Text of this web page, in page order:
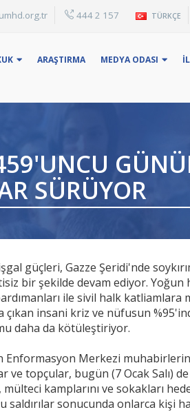
444 2 157 TÜRKÇE
ARAŞTIRMA MEDYA ODASI
SÜRÜYOR
güçleri, Gazze Şeridi'nde
bir şekilde devam ediyor. Yoğun
ile sivil halk katliamlara
çıkan insani kriz ve nüfusun
daha da kötüleştiriyor.
Enformasyon Merkezi
ve topçular, bugün (7 Ocak Salı)
mülteci kamplarını ve sokakları
saldırılar sonucunda onlarca kişi